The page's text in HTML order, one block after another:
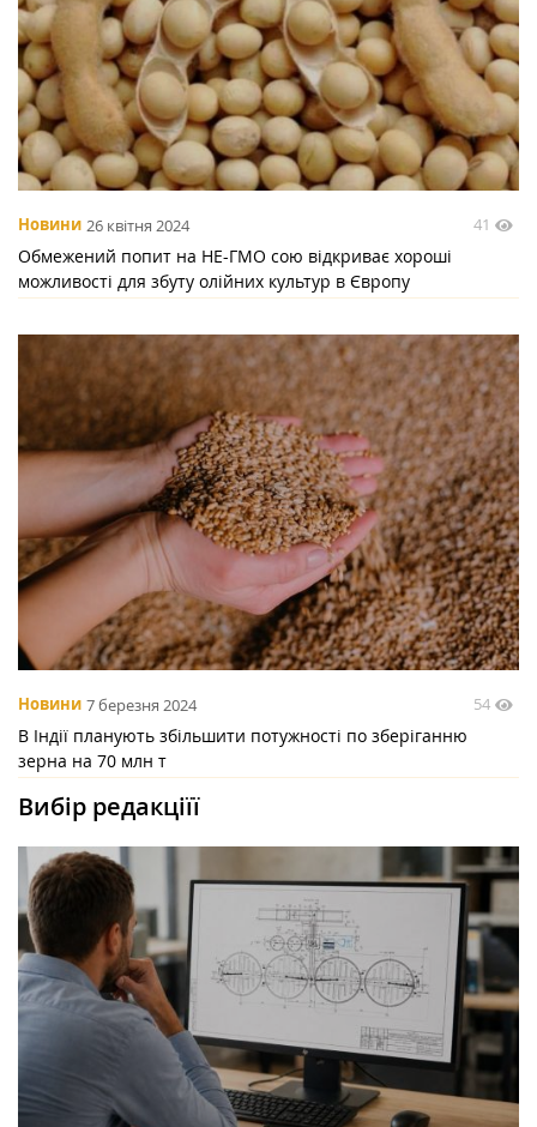
Новини 26 квітня 2024 41
Обмежений попит на НЕ-ГМО сою відкриває хороші
можливості для збуту олійних культур в Європу
Новини 7 березня 2024 54
В Індії планують збільшити потужності по зберіганню
зерна на 70 млн т
Вибір редакціїї